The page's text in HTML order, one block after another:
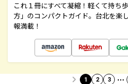
これ１冊にすべて凝縮！軽くて持ち
方」のコンパクトガイド。台北を楽
報満載！
1 2 3 …